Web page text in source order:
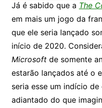
Já é sabido que a The
em mais um jogo da
que ele seria lançado
início de 2020.
Microsoftde somente
estarão lançados até o
seria esse um indício
adiantado do que